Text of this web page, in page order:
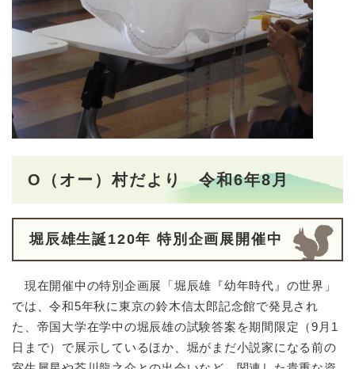
O（オー）村だより 令和6年8月
堀辰雄生誕120年 特別企画展開催中
現在開催中の特別企画展「堀辰雄『幼年時代』の世界」
では、令和5年秋に東京の鈴木信太郎記念館で発見され
た、帝国大学在学中の堀辰雄の試験答案を期間限定（9月1
日まで）で展示しているほか、堀がまだ小説家になる前の